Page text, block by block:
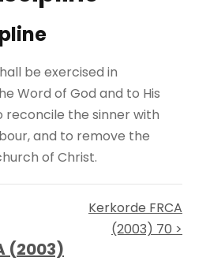
be exercised in
Word of God and to His
reconcile the sinner with
and to remove the
of Christ.
Kerkorde FRCA
(2003) 70 >
(2003)